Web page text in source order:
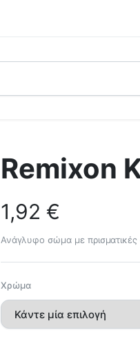
Remixon
1,92 €
Ανάγλυφο σώμα με
Χρώμα